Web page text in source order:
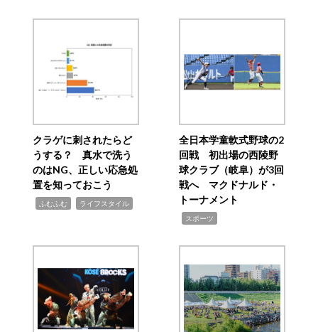
クラゲに刺されたらど
うする？ 真水で洗う
のはNG、正しい応急処
置を知っておこう
ふむふむ ライフスタイル
全日本学童軟式野球の2
回戦 初出場の西陵野
球クラブ（岐阜）が3回
戦へ マクドナルド・
トーナメント
スポーツ